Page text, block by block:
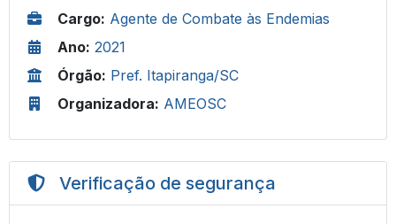
Cargo: Agente de Combate às Endemias
Ano: 2021
Órgão: Pref. Itapiranga/SC
Organizadora: AMEOSC
Verificação de segurança